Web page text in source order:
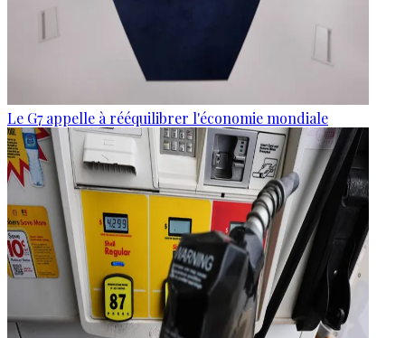
Le G7 appelle à rééquilibrer l'économie mondiale